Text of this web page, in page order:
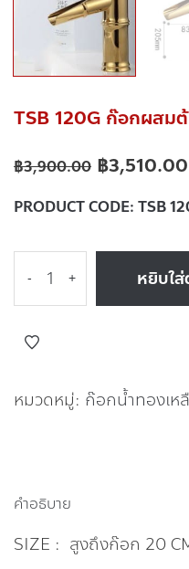
TSB 120G ก๊อกผสม
฿3,900.00 ฿3,510.00
PRODUCT CODE: TSB
- + หยิบใส่
หมวดหมู่: ก๊อกน้ำทองเห
คำอธิบาย
SIZE : สูงถึงก๊อก 20